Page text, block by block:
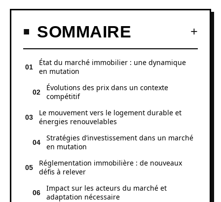
SOMMAIRE
État du marché immobilier : une dynamique
en mutation
Évolutions des prix dans un contexte
compétitif
Le mouvement vers le logement durable et
énergies renouvelables
Stratégies d’investissement dans un marché
en mutation
Réglementation immobilière : de nouveaux
défis à relever
Impact sur les acteurs du marché et
adaptation nécessaire